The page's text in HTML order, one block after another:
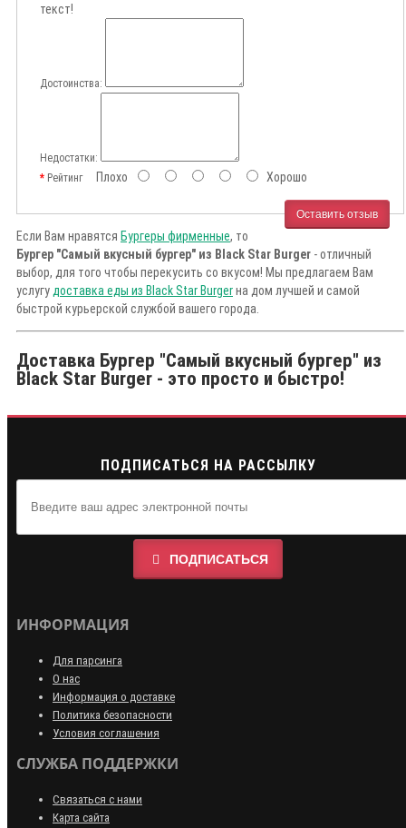
текст!
Достоинства:
Недостатки:
РейтингПлохо Хорошо
Оставить отзыв
Если Вам нравятся Бургеры фирменные, то
Бургер "Самый вкусный бургер" из Black Star Burger - отличный
выбор, для того чтобы перекусить со вкусом! Мы предлагаем Вам
услугу доставка еды из Black Star Burgerна дом лучшей и самой
быстрой курьерской службой вашего города.
Доставка Бургер "Самый вкусный бургер" из
Black Star Burger - это просто и быстро!
ПОДПИСАТЬСЯ НА РАССЫЛКУ
ПОДПИСАТЬСЯ
ИНФОРМАЦИЯ
Для парсинга
О нас
Информация о доставке
Политика безопасности
Условия соглашения
СЛУЖБА ПОДДЕРЖКИ
Связаться с нами
Карта сайта